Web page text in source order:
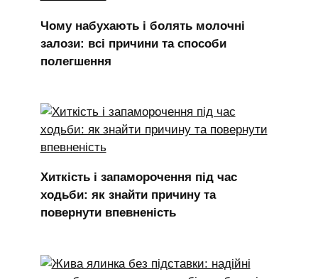
Чому набухають і болять молочні
залози: всі причини та способи
полегшення
Хиткість і запаморочення під час
ходьби: як знайти причину та
повернути впевненість